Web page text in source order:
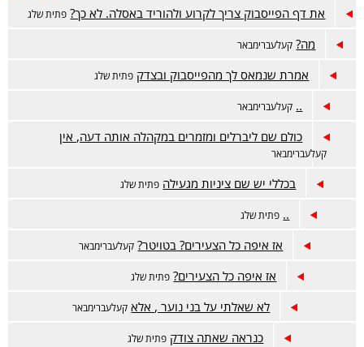
את דף הפייסבוק צריך לקרוע ולהוריד באסלה. לא כך? פתית שלג
מה? קעלעברימבאר
אמרת שנמאס לך מהפייסבוק ובצדק פתית שלג
.. קעלעברימבאר
כולם שם ליברלים ומזמרים במקהלה אותה דעה, אין
קעלעברימבאר
בכללי יש שם ציניות מגעילה פתית שלג
.. פתית שלג
אז איפה כל הצעירים? בטויטר? קעלעברימבאר
אז איפה כל הצעירים? פתית שלג
לא שאלתי על בני נוער , אלא קעלעברימבאר
כנראה שאתה צודק פתית שלג